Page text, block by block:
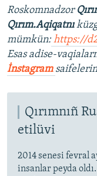
Roskomnadzor
Qırım.Aqiqatnı
mümkün: https://
Esas adise-
İnstagram
Qırımnıñ
etilüvi
2014 senesi fevral
insanlar peyda